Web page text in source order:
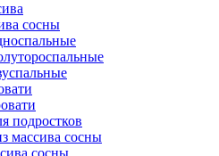
сосны
подростков
массива сосны